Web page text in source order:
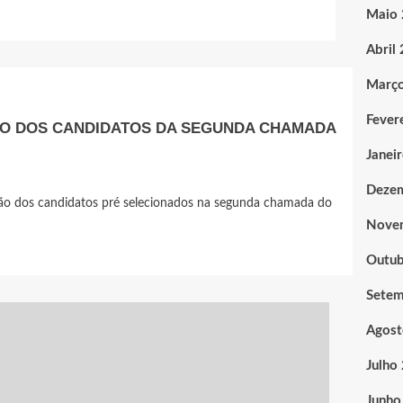
DOS CANDIDATOS DA SEGUNDA CHAMADA
dos candidatos pré selecionados na segunda chamada do
Maio
Abril
Julho